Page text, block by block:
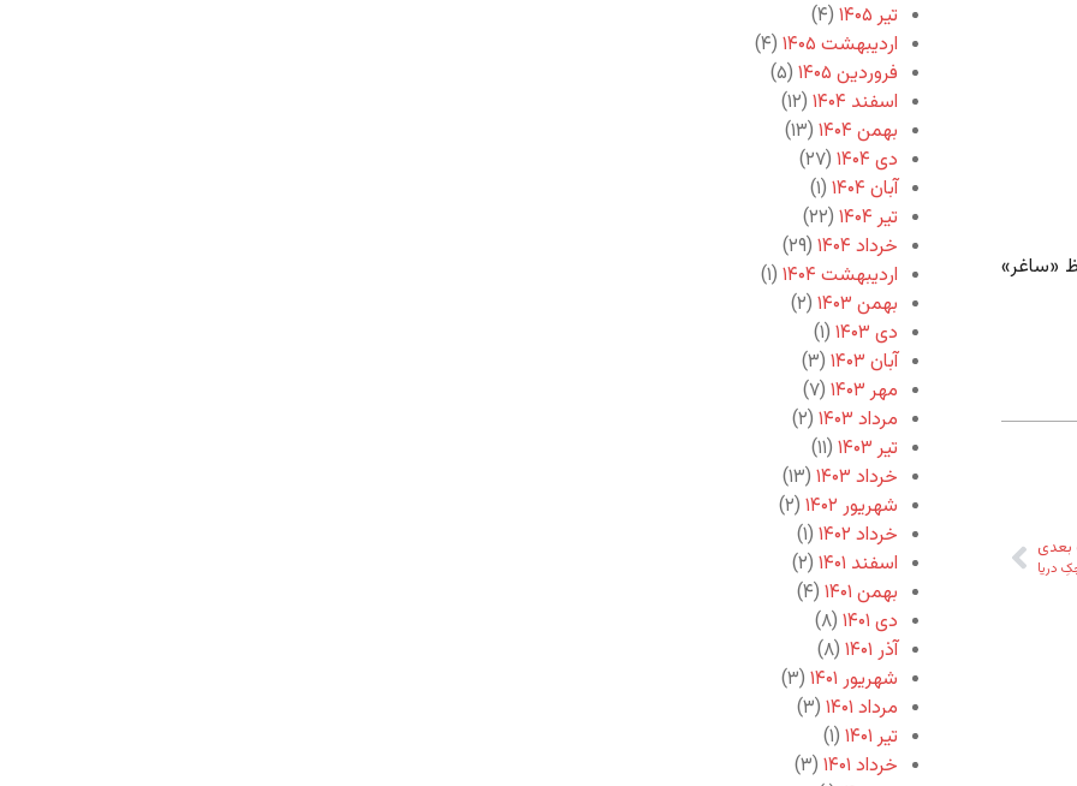
«ساغر»
دریا
تیر ۱۴۰۵
(۴)
اردیبهشت ۱۴۰۵
(۴)
فروردین ۱۴۰۵
(۵)
اسفند ۱۴۰۴
(۱۲)
بهمن ۱۴۰۴
(۱۳)
دی ۱۴۰۴
(۲۷)
آبان ۱۴۰۴
(۱)
تیر ۱۴۰۴
(۲۲)
خرداد ۱۴۰۴
(۲۹)
اردیبهشت ۱۴۰۴
(۱)
بهمن ۱۴۰۳
(۲)
دی ۱۴۰۳
(۱)
آبان ۱۴۰۳
(۳)
مهر ۱۴۰۳
(۷)
مرداد ۱۴۰۳
(۲)
تیر ۱۴۰۳
(۱۱)
خرداد ۱۴۰۳
(۱۳)
شهریور ۱۴۰۲
(۲)
خرداد ۱۴۰۲
(۱)
اسفند ۱۴۰۱
(۲)
بهمن ۱۴۰۱
(۴)
دی ۱۴۰۱
(۸)
آذر ۱۴۰۱
(۸)
شهریور ۱۴۰۱
(۳)
مرداد ۱۴۰۱
(۳)
تیر ۱۴۰۱
(۱)
خرداد ۱۴۰۱
(۳)